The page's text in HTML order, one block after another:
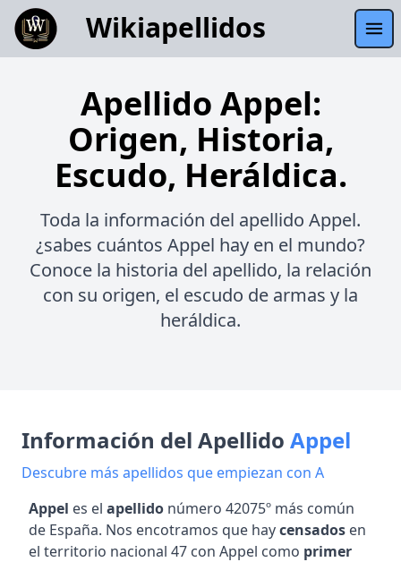
Wikiapellidos
Apellido Appel:
Origen, Historia,
Escudo, Heráldica.
Toda la información del apellido Appel.
¿sabes cuántos Appel hay en el mundo?
Conoce la historia del apellido, la relación
con su origen, el escudo de armas y la
heráldica.
Información del Apellido Appel
Descubre más apellidos que empiezan con A
Appel es el apellido número 42075º más común
de España. Nos encotramos que haycensados en
el territorio nacional 47 con Appel como primer